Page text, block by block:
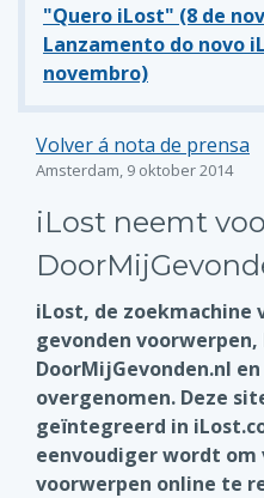
"Quero iLost" (8 de
Lanzamento do novo
novembro)
Volver á nota de prensa
Amsterdam, 9 oktober 2014
iLost neemt
iLost, de zoekmachine
gevonden
DoorMijGevonden.nl
overgenomen. Deze
geïntegreerd in
eenvoudiger wordt om
voorwerpen online te